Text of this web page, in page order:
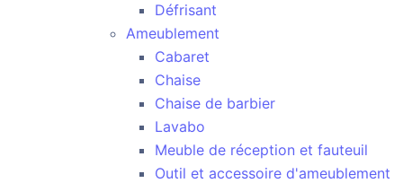
Défrisant
Ameublement
Cabaret
Chaise
Chaise de barbier
Lavabo
Meuble de réception et fauteuil
Outil et accessoire d'ameublement